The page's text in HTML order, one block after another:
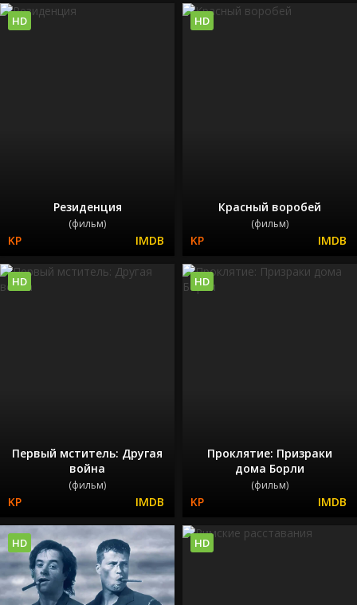
Резиденция
(фильм)
HD
Красный воробей
(фильм)
HD
Первый мститель: Другая
война
(фильм)
HD
Проклятие: Призраки
дома Борли
(фильм)
HD
HD HD